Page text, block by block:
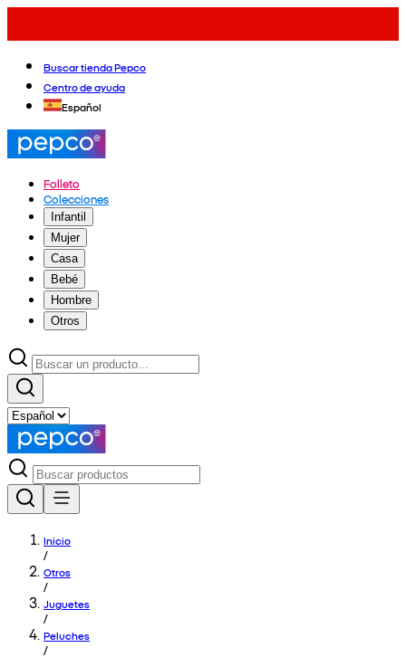
Buscar tienda Pepco
Centro de ayuda
Español
Folleto
Colecciones
Infantil
Mujer
Casa
Bebé
Hombre
Otros
Inicio
/
Otros
/
Juguetes
/
Peluches
/